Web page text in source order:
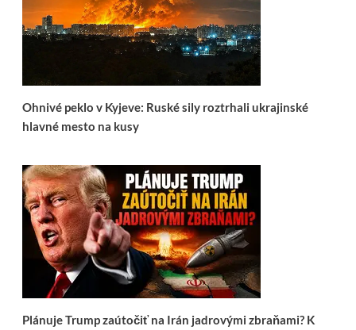
Ohnivé peklo v Kyjeve: Ruské sily roztrhali ukrajinské
hlavné mesto na kusy
Plánuje Trump zaútočiť na Irán jadrovými zbraňami? K